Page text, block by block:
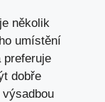
několik
umístění
preferuje
dobře